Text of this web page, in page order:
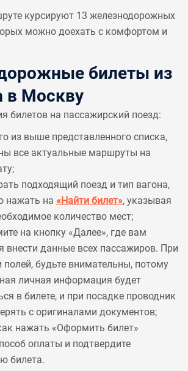
курсируют 13 железнодорожных
можно доехать с комфортом и
билеты из
в Москву
билетов на пассажирский поезд:
из выше представленного списка,
все актуальные маршруты на
подходящий поезд и тип вагона,
нажать на «Найти билет», указывая
количество мест;
на кнопку «Далее», где вам
внести данные всех пассажиров. При
полей, будьте внимательны, потому
личная информация будет
в билете, и при посадке проводник
с оригиналами документов;
нажать «Оформить билет»
оплаты и подтвердите
билета.